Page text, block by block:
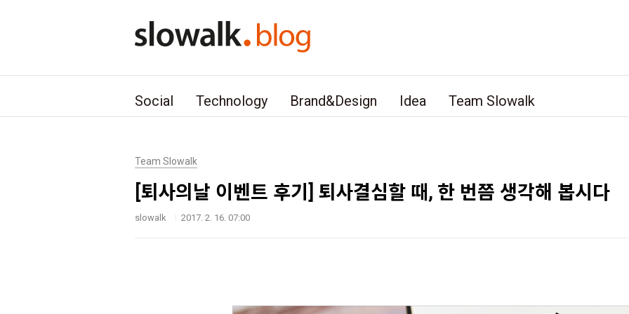
Social Technology Brand&Design Idea Team Slowalk
Team Slowalk
[퇴사의날 이벤트 후기] 퇴사결심할 때, 한 번쯤 생각해 봅시다
slowalk 2017. 2. 16. 07:00